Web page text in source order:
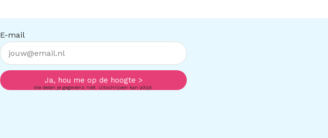
E-mail
Ja, hou me op de hoogte >
We delen je gegevens niet. Uitschrijven kan altijd.